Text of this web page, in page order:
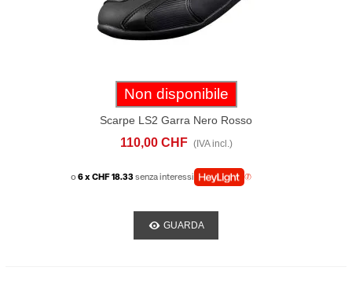
Non disponibile
Scarpe LS2 Garra Nero Rosso
110,00 CHF (IVA incl.)
o6 x CHF 18.33senza interessi
GUARDA